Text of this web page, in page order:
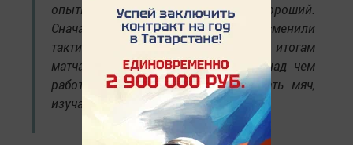
опытный, сложный и очень хороший.
Сначала мы проигрывали, но потом сменили
тактику – и стало получаться. По итогам
матча могу сказать, что нам есть над чем
работать – например, лучше держать мяч,
изучать новые комбинации.